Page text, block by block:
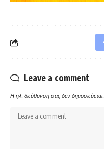
Leave a comment
Η ηλ. διεύθυνση σας δεν δημοσιεύεται.